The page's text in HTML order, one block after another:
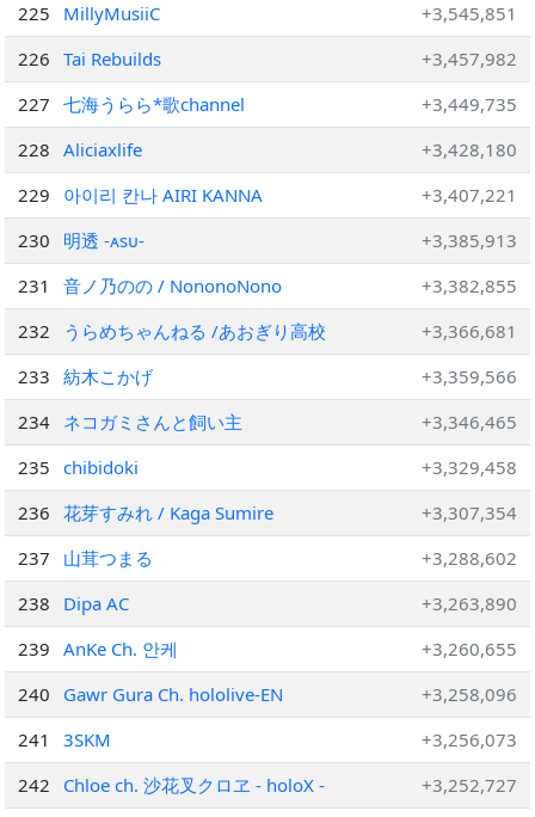
225
MillyMusiiC
+3,545,851
226
Tai Rebuilds
+3,457,982
227
七海うらら*歌channel
+3,449,735
228
Aliciaxlife
+3,428,180
229
아이리 칸나 AIRI KANNA
+3,407,221
230
明透 -ᴀsᴜ-
+3,385,913
231
音ノ乃のの / NononoNono
+3,382,855
232
うらめちゃんねる /あおぎり高校
+3,366,681
233
紡木こかげ
+3,359,566
234 ネコガミさんと飼い主
+3,346,465
235
chibidoki
+3,329,458
236
花芽すみれ / Kaga Sumire
+3,307,354
237
山茸つまる
+3,288,602
238
Dipa AC
+3,263,890
239
AnKe Ch. 안케
+3,260,655
240
Gawr Gura Ch. hololive-EN
+3,258,096
241
3SKM
+3,256,073
242
Chloe ch. 沙花叉クロヱ - holoX -
+3,252,727